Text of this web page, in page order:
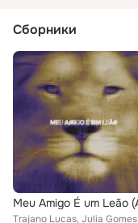
Сборники
Trajano Lucas, Julia Gomes